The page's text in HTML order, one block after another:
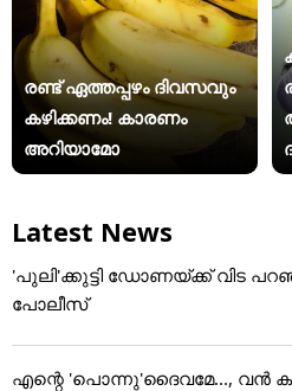
രണ്ട് ഏത്തപ്പഴം ദിവസവും
കഴിക്കണം! കാരണം
അറിയാമോ
Latest News
'പുലി'ക്കുട്ടി ഡോണയ്ക്ക് വിട
പോലീസ്
എന്റെ 'പൊന്നു'ദൈവമേ..., വൻ